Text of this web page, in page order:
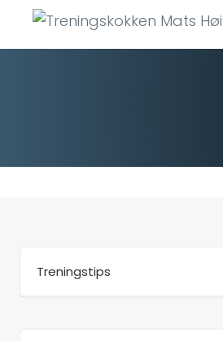
Hopp
Treningstips